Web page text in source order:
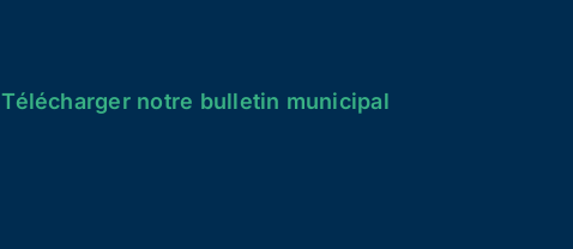
Télécharger notre bulletin municipal